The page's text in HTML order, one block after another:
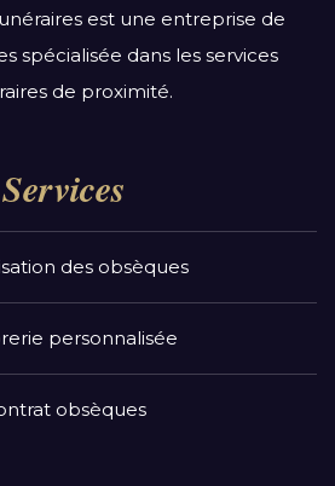
est une entreprise de
spécialisée dans les services
de proximité.
Services
des obsèques
personnalisée
obsèques